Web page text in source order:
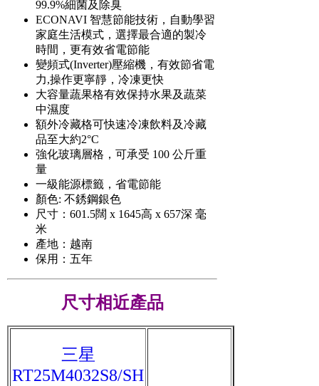
99.9%細菌及除臭
ECONAVI 智慧節能技術，自動學習
家庭生活模式，選擇最合適的製冷
時間，更有效省電節能
變頻式(Inverter)壓縮機，有效節省電
力,操作更寧靜，冷凍更快
大容量蔬果格有效保持水果及蔬菜
中濕度
額外冷藏格可快速冷凍飲料及冷藏
品至大約2°C
強化玻璃層格，可承受 100 公斤重
量
一級能源標籤，省電節能
顏色: 不銹鋼銀色
尺寸：601.5闊 x 1645高 x 657深 毫
米
產地：越南
保用：五年
尺寸相近產品
三星
RT25M4032S8/SH